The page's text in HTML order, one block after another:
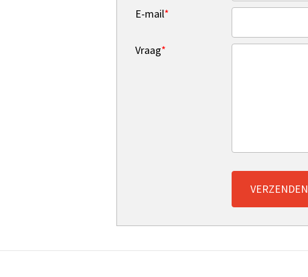
E-mail*
Vraag*
VERZENDEN